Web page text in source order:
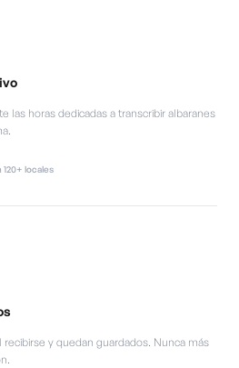
las horas dedicadas a transcribir albaranes
locales
recibirse y quedan guardados. Nunca más